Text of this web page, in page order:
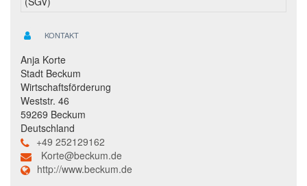
KONTAKT
Anja Korte
Stadt Beckum
Wirtschaftsförderung
Weststr. 46
59269 Beckum
Deutschland
+49 252129162
Korte@beckum.de
http://www.beckum.de